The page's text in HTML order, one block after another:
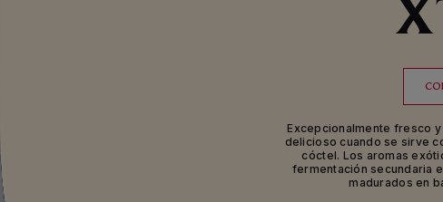
Excepcionalmente fresco
delicioso cuando se sirve
cóctel. Los aromas
fermentación secundaria
madurados en